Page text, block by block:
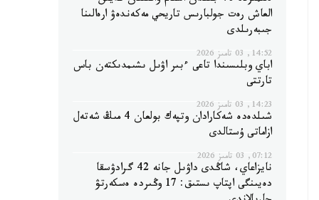
العاش رەت جولبارىس تاريحي مەكەندەۋ ارەالىنا
جىبەرىلدى
14:52, 03 تامىز 2026
اباي وبلىسىندا تاعى ءبىر اۋىل ىشىمدىكتەن باس
تارتتى
14:23, 03 تامىز 2026
شىلدەدە شەكارادان وتپەك بولعان 4 مىڭ شەتەل
ازاماتى ۇستالدى
07:12, 03 تامىز 2026
نايزاعاي، شاڭدى داۋىل جانە 42 گرادۋسقا
دەيىنگى اپتاپ ىستىق: 17 وڭىردە ەسكەرتۋ